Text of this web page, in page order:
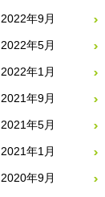
2022年9月
2022年5月
2022年1月
2021年9月
2021年5月
2021年1月
2020年9月